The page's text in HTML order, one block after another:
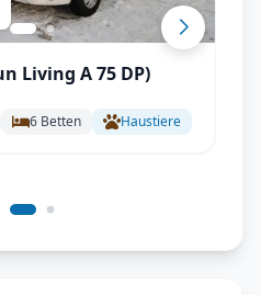
Living A 75 DP)
6 Betten Haustiere